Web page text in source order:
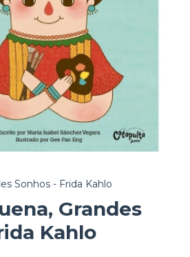
Sonhos - Frida Kahlo
Grandes
Kahlo